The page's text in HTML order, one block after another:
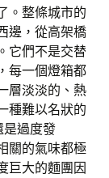
。整條城市的
邊，從高架橋
。它們不是交替
每一個燈箱都
層淡淡的、熱
種難以名狀的
過度發
關的氣味都極
巨大的麵團因